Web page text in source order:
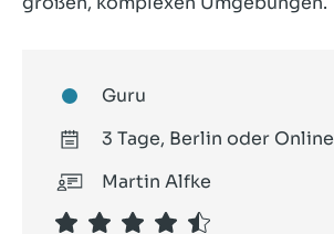
Guru
3 Tage, Berlin oder Online
Martin Alfke